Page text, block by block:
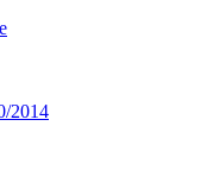
2014